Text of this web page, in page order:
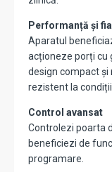
Performanță și
Aparatul
acționeze porți cu
design compact și
rezistent la
Control avansat
Controlezi poarta
beneficiezi de
programare.